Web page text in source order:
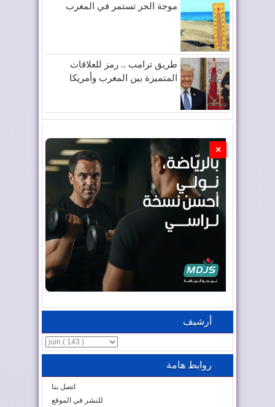
موجة الحر تستمر في المغرب
طريق ترامب .. رمز للعلاقات
المتميزة بين المغرب وأمريكا
×
أرشيف
روابط هامة
اتصل بنا
للنشر في الموقع